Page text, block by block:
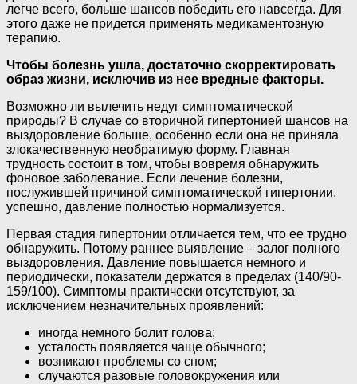
легче всего, больше шансов победить его навсегда. Для
этого даже не придется применять медикаментозную
терапию.
Чтобы болезнь ушла, достаточно скорректировать
образ жизни, исключив из нее вредные факторы.
Возможно ли вылечить недуг симптоматической
природы? В случае со вторичной гипертонией шансов на
выздоровление больше, особенно если она не приняла
злокачественную необратимую форму. Главная
трудность состоит в том, чтобы вовремя обнаружить
фоновое заболевание. Если лечение болезни,
послужившей причиной симптоматической гипертонии,
успешно, давление полностью нормализуется.
Первая стадия гипертонии отличается тем, что ее трудно
обнаружить. Потому раннее выявление – залог полного
выздоровления. Давление повышается немного и
периодически, показатели держатся в пределах (140/90-
159/100). Симптомы практически отсутствуют, за
исключением незначительных проявлений:
иногда немного болит голова;
усталость появляется чаще обычного;
возникают проблемы со сном;
случаются разовые головокружения или